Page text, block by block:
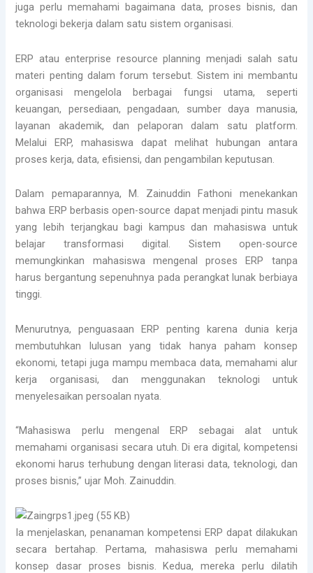
juga perlu memahami bagaimana data, proses bisnis, dan
teknologi bekerja dalam satu sistem organisasi.
ERP atau enterprise resource planning menjadi salah satu
materi penting dalam forum tersebut. Sistem ini membantu
organisasi mengelola berbagai fungsi utama, seperti
keuangan, persediaan, pengadaan, sumber daya manusia,
layanan akademik, dan pelaporan dalam satu platform.
Melalui ERP, mahasiswa dapat melihat hubungan antara
proses kerja, data, efisiensi, dan pengambilan keputusan.
Dalam pemaparannya, M. Zainuddin Fathoni menekankan
bahwa ERP berbasis open-source dapat menjadi pintu masuk
yang lebih terjangkau bagi kampus dan mahasiswa untuk
belajar transformasi digital. Sistem open-source
memungkinkan mahasiswa mengenal proses ERP tanpa
harus bergantung sepenuhnya pada perangkat lunak berbiaya
tinggi.
Menurutnya, penguasaan ERP penting karena dunia kerja
membutuhkan lulusan yang tidak hanya paham konsep
ekonomi, tetapi juga mampu membaca data, memahami alur
kerja organisasi, dan menggunakan teknologi untuk
menyelesaikan persoalan nyata.
“Mahasiswa perlu mengenal ERP sebagai alat untuk
memahami organisasi secara utuh. Di era digital, kompetensi
ekonomi harus terhubung dengan literasi data, teknologi, dan
proses bisnis,” ujar Moh. Zainuddin.
Ia menjelaskan, penanaman kompetensi ERP dapat dilakukan
secara bertahap. Pertama, mahasiswa perlu memahami
konsep dasar proses bisnis. Kedua, mereka perlu dilatih